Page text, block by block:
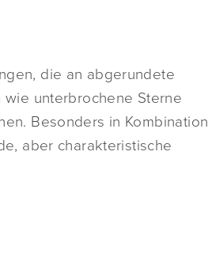
die an abgerundete
unterbrochene Sterne
Besonders in Kombination
aber charakteristische